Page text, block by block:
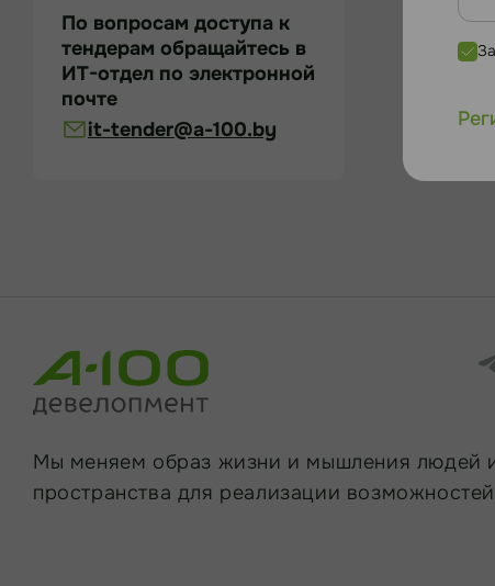
По вопросам доступа к
тендерам обращайтесь в
ИТ-отдел по электронной
почте
it-tender@a-100.by
Мы меняем образ жизни и мышления людей
пространства для реализации